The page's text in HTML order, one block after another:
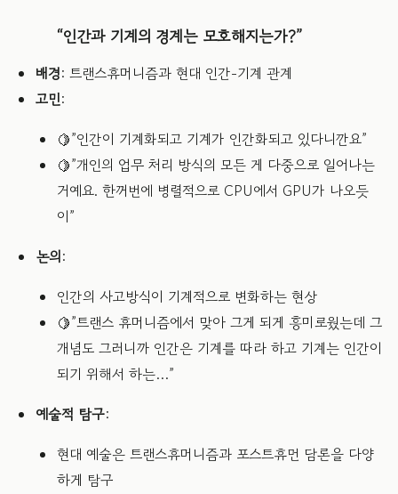
“인간과 기계의 경계는 모호해지는가?”
배경: 트랜스휴머니즘과 현대 인간-기계 관계
고민:
🍋”인간이 기계화되고 기계가 인간화되고 있다니깐요”
🍋”개인의 업무 처리 방식의 모든 게 다중으로 일어나는
거예요. 한꺼번에 병렬적으로 CPU에서 GPU가 나오듯
이”
논의:
인간의 사고방식이 기계적으로 변화하는 현상
🍋”트랜스 휴머니즘에서 맞아 그게 되게 흥미로웠는데 그
개념도 그러니까 인간은 기계를 따라 하고 기계는 인간이
되기 위해서 하는…”
예술적 탐구:
현대 예술은 트랜스휴머니즘과 포스트휴먼 담론을 다양
하게 탐구